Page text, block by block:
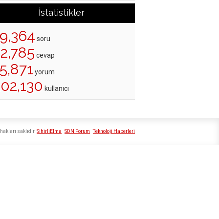
İstatistikler
soru
cevap
yorum
kullanıcı
SihirliElma SDN Forum Teknoloji Haberleri
saklıdır